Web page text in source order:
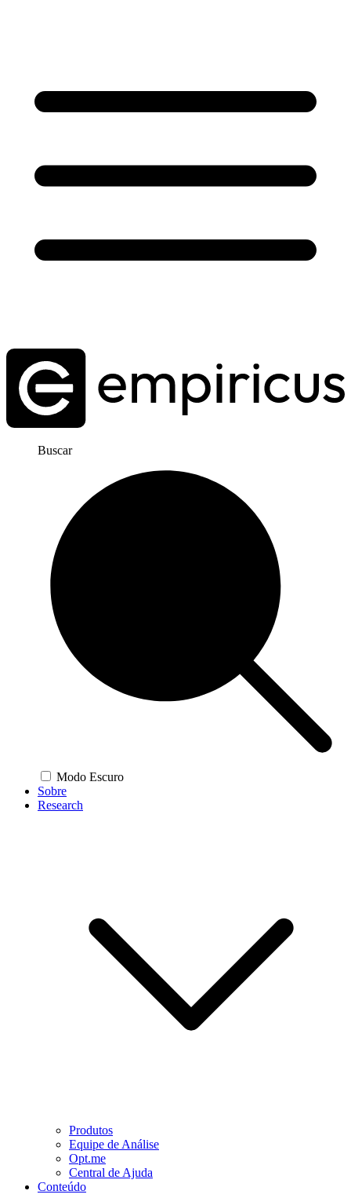
Buscar
Modo Escuro
Sobre
Research
Produtos
Equipe de Análise
Opt.me
Central de Ajuda
Conteúdo